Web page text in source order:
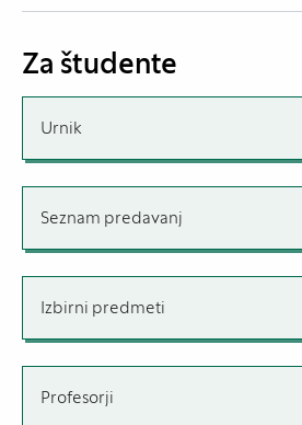
Za študente
Urnik
Seznam predavanj
Izbirni predmeti
Profesorji